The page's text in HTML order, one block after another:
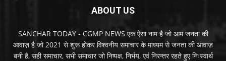
ABOUT US
SANCHAR TODAY - CGMP NEWS एक ऐसा नाम है जो आम जनता की
आवाज़ है जो 2021 से शुरू होकर विश्वनीय समाचार के माध्यम से जनता की आवाज़
बनी है, सही समाचार, सभी समाचार जो निष्पक्ष, निर्भय, एवं निरन्तर रहते हुए निःस्वार्थ